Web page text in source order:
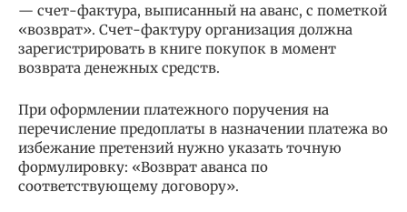
— счет-фактура, выписанный на аванс, с пометкой
«возврат». Счет-фактуру организация должна
зарегистрировать в книге покупок в момент
возврата денежных средств.
При оформлении платежного поручения на
перечисление предоплаты в назначении платежа во
избежание претензий нужно указать точную
формулировку: «Возврат аванса по
соответствующему договору».